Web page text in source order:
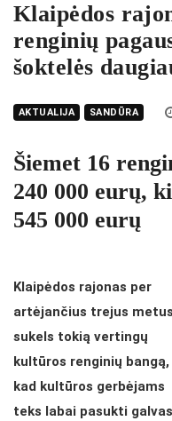
Klaipėdos
renginių
šoktelės
AKTUALIJA SANDŪRA
Šiemet 16
240 000 eurų,
545 000 eurų
Klaipėdos rajonas per
artėjančius trejus metus
sukels tokią vertingų
kultūros renginių bangą,
kad kultūros gerbėjams
teks labai pasukti